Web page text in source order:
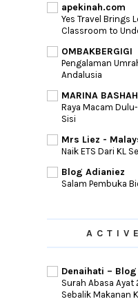
apekinah.com
Yes Travel Brings
Classroom to
OMBAKBERGIGI
Pengalaman
Andalusia
MARINA BASHAH
Raya Macam
Sisi
Mrs Liez -
Naik ETS Dari KL
Blog Adianiez
Salam Pembuka
Denaihati –
Surah Abasa Ayat
Sebalik Makanan